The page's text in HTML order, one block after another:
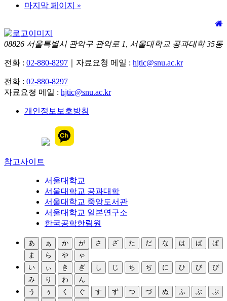
마지막 페이지 »
08826 서울특별시 관악구 관악로 1, 서울대학교 공과대학 35동
전화 : 02-880-8297 ｜자료요청 메일 : hjtic@snu.ac.kr
전화 : 02-880-8297
자료요청 메일 : hjtic@snu.ac.kr
개인정보보호방침
참고사이트
서울대학교
서울대학교 공과대학
서울대학교 중앙도서관
서울대학교 일본연구소
한국공학한림원